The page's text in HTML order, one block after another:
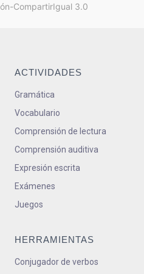
CompartirIgual 3.0
ACTIVIDADES
Gramática
Vocabulario
Comprensión de lectura
Comprensión auditiva
Expresión escrita
Exámenes
Juegos
HERRAMIENTAS
Conjugador de verbos